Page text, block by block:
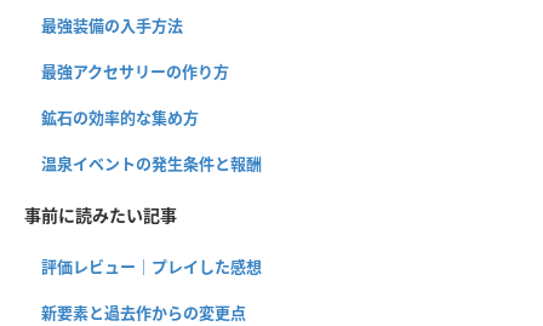
最強装備の入手方法
最強アクセサリーの作り方
鉱石の効率的な集め方
温泉イベントの発生条件と報酬
事前に読みたい記事
評価レビュー｜プレイした感想
新要素と過去作からの変更点